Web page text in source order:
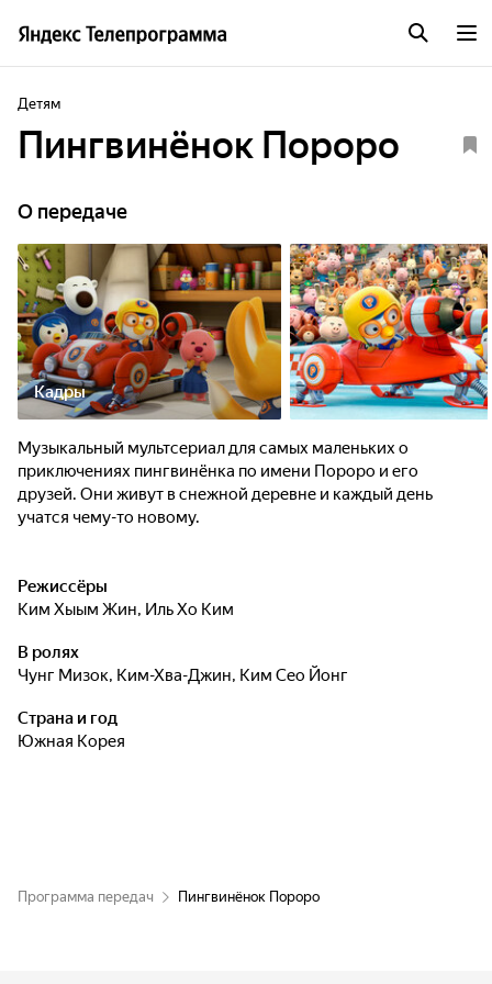
Детям
Пингвинёнок Пороро
О передаче
Кадры
Музыкальный мультсериал для самых маленьких о
приключениях пингвинёнка по имени Пороро и его
друзей. Они живут в снежной деревне и каждый день
учатся чему-то новому.
Режиссёры
Ким Хыым Жин, Иль Хо Ким
В ролях
Чунг Мизок, Ким-Хва-Джин, Ким Сео Йонг
Страна и год
Южная Корея
Программа передач Пингвинёнок Пороро